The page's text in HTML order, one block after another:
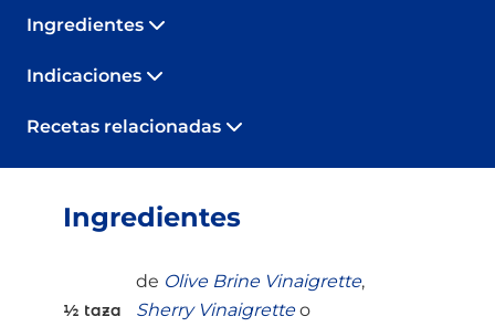
Ingredientes
Indicaciones
Recetas relacionadas
Ingredientes
½ taza
de Olive Brine Vinaigrette,
Sherry Vinaigrette o